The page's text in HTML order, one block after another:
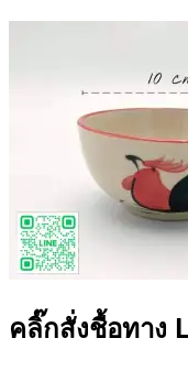
By
คลิ๊กสั่งชื้อทาง